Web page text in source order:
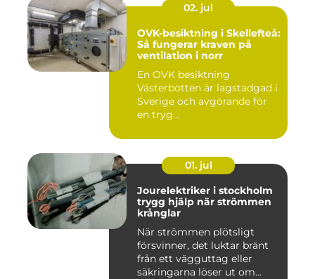
02. jul
OVK-besiktning i Skellefteå:
Så fungerar kraven på
ventilation i norr
En OVK besiktning
Västerbotten är lagstadgad i
Sverige och avgörande för
en tryg...
01. jul
Jourelektriker i stockholm
trygg hjälp när strömmen
krånglar
När strömmen plötsligt
försvinner, det luktar bränt
från ett vägguttag eller
säkringarna löser ut om...